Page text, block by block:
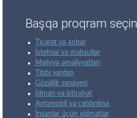
Başqa proqram seçin
Ticarət və anbar
İstehsal və məhsullar
Maliyyə əməliyyatları
Tibbi yardım
Gözəllik sənayesi
İdman və istirahət
Avtomobil və çatdırılma
İnsanlar üçün xidmətlər